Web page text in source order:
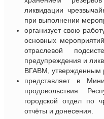
ликвидации
при выполнении
организует свою
основных
отраслевой
предупреждения и
ВГАВМ, утвержденным
представляет в
продовольствия
городской отдел по
отчёты и донесения.